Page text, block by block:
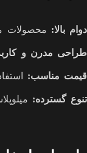
دوام بالا: محصولات
طراحی مدرن و
قیمت مناسب:
تنوع گسترده: